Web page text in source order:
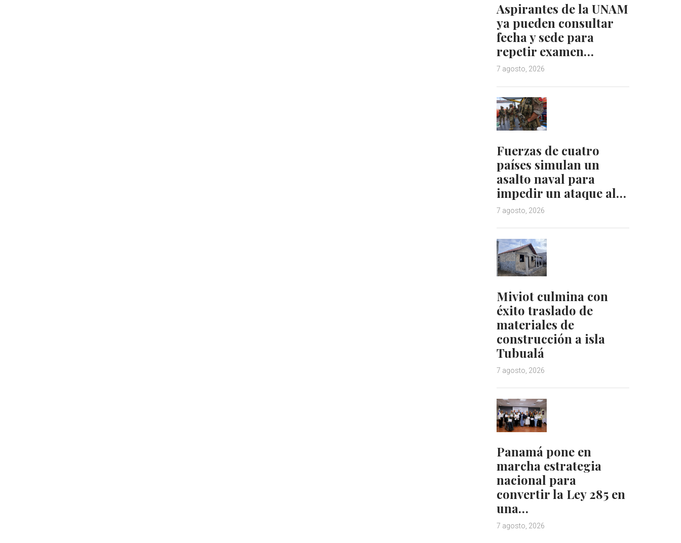
Aspirantes de la UNAM
ya pueden consultar
fecha y sede para
repetir examen…
7 agosto, 2026
Fuerzas de cuatro
países simulan un
asalto naval para
impedir un ataque al…
7 agosto, 2026
Miviot culmina con
éxito traslado de
materiales de
construcción a isla
Tubualá
7 agosto, 2026
Panamá pone en
marcha estrategia
nacional para
convertir la Ley 285 en
una…
7 agosto, 2026